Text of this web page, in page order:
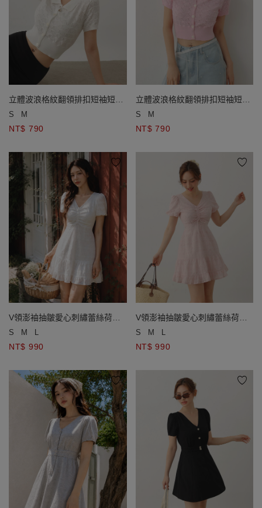
立體波浪格紋翻領排扣短袖短版
開襟針織衫
S M
NT$ 790
立體波浪格紋翻領排扣短袖短版
開襟針織衫
S M
NT$ 790
V領澎袖抽皺愛心刺繡蕾絲荷葉
邊短洋裝
S M L
NT$ 990
V領澎袖抽皺愛心刺繡蕾絲荷葉
邊短洋裝
S M L
NT$ 990